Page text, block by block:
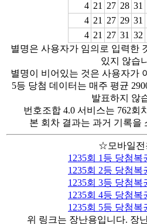
4 21 27 28 31
4 21 27 29 31
4 21 27 31 32
별명은 사용자가 임의로 입력한
있지 않습
별명이 비어있는 것은 사용자가
5등 당첨 데이터는 매주 평균
발표하지 않
번호조합 4.0 서비스는 762회
본 회차 결과는 과거 기록을
☆모바일
1235회 1등 당첨복
1235회 2등 당첨복
1235회 3등 당첨복
1235회 4등 당첨복
1235회 5등 당첨복
위 링크는 장난용입니다. 장